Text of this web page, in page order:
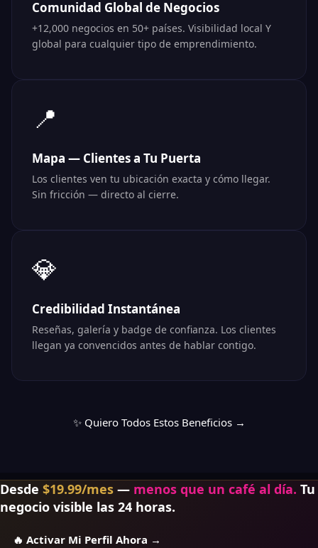
Comunidad Global de Negocios
+12,000 negocios en 50+ países. Visibilidad local Y
global para cualquier tipo de emprendimiento.
📍
Mapa — Clientes a Tu Puerta
Los clientes ven tu ubicación exacta y cómo llegar.
Sin fricción — directo al cierre.
💎
Credibilidad Instantánea
Reseñas, galería y badge de confianza. Los clientes
llegan ya convencidos antes de hablar contigo.
✨ Quiero Todos Estos Beneficios →
Desde $19.99/mes — menos que un café al día. Tu
negocio visible las 24 horas.
🔥 Activar Mi Perfil Ahora →